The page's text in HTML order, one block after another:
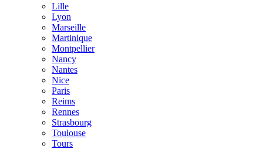
Lille
Lyon
Marseille
Martinique
Montpellier
Nancy
Nantes
Nice
Paris
Reims
Rennes
Strasbourg
Toulouse
Tours